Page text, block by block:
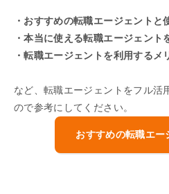
・おすすめの転職エージェントと
・本当に使える転職エージェント
・転職エージェントを利用する
など、転職エージェントをフル活
ので参考にしてください。
おすすめの転職エー